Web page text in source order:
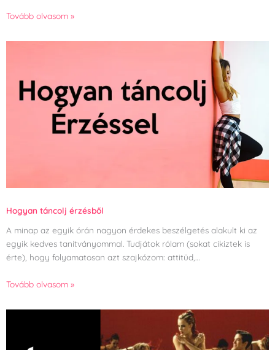
Tovább olvasom »
Hogyan táncolj érzésből
A minap az egyik órán nagyon érdekes beszélgetés alakult ki az
egyik kedves tanítványommal. Tudjátok rólam (sokat cikiztek is
érte), hogy folyamatosan azt szajkózom: attitüd,…
Tovább olvasom »